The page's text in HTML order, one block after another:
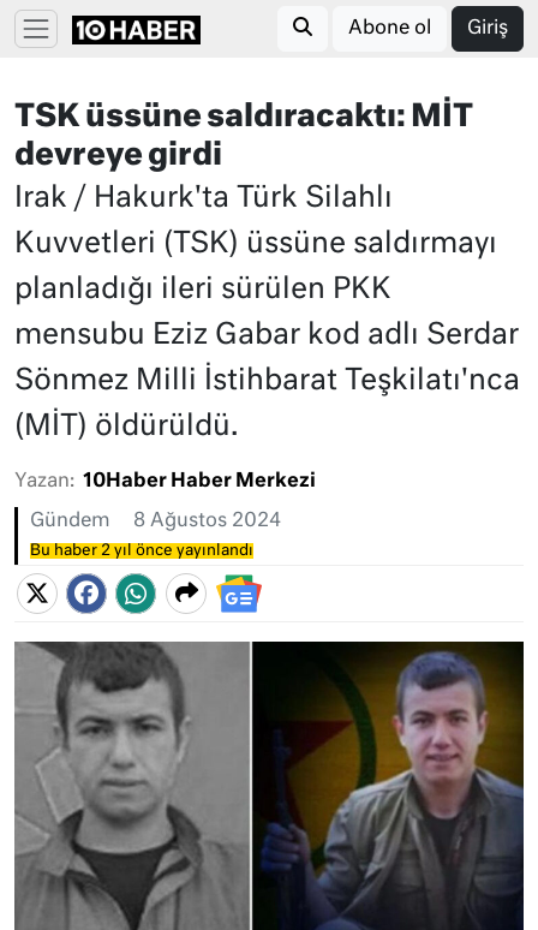
Abone ol Giriş
TSK üssüne saldıracaktı: MİT
devreye girdi
Irak / Hakurk'ta Türk Silahlı
Kuvvetleri (TSK) üssüne saldırmayı
planladığı ileri sürülen PKK
mensubu Eziz Gabar kod adlı Serdar
Sönmez Milli İstihbarat Teşkilatı'nca
(MİT) öldürüldü.
Yazan: 10Haber Haber Merkezi
Gündem 8 Ağustos 2024
Bu haber 2 yıl önce yayınlandı